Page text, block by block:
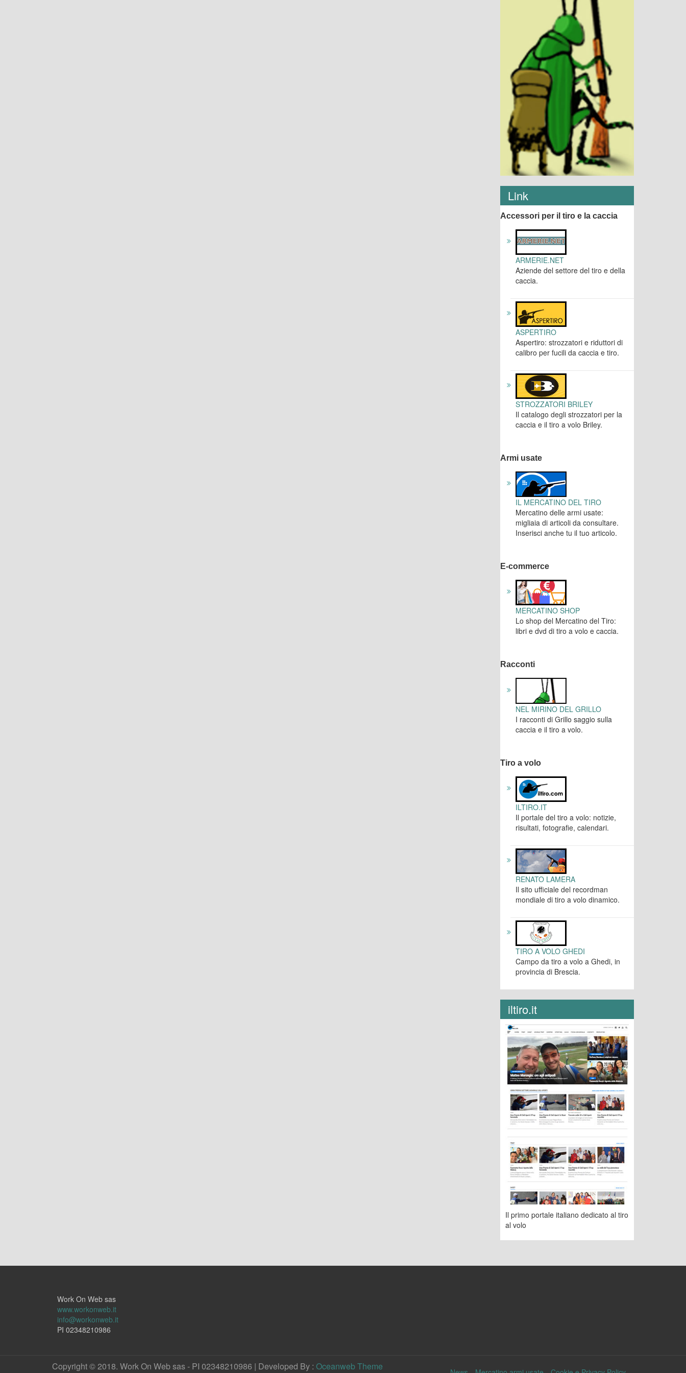
Link
Accessori per il tiro e la caccia
ARMERIE.NET
Aziende del settore del tiro e della
caccia.
ASPERTIRO
Aspertiro: strozzatori e riduttori di
calibro per fucili da caccia e tiro.
STROZZATORI BRILEY
Il catalogo degli strozzatori per la
caccia e il tiro a volo Briley.
Armi usate
IL MERCATINO DEL TIRO
Mercatino delle armi usate:
migliaia di articoli da consultare.
Inserisci anche tu il tuo articolo.
E-commerce
MERCATINO SHOP
Lo shop del Mercatino del Tiro:
libri e dvd di tiro a volo e caccia.
Racconti
NEL MIRINO DEL GRILLO
I racconti di Grillo saggio sulla
caccia e il tiro a volo.
Tiro a volo
ILTIRO.IT
Il portale del tiro a volo: notizie,
risultati, fotografie, calendari.
RENATO LAMERA
Il sito ufficiale del recordman
mondiale di tiro a volo dinamico.
TIRO A VOLO GHEDI
Campo da tiro a volo a Ghedi, in
provincia di Brescia.
iltiro.it
Il primo portale italiano dedicato al tiro
al volo
Work On Web sas
www.workonweb.it
info@workonweb.it
PI 02348210986
Copyright © 2018. Work On Web sas - PI 02348210986 | Developed By : Oceanweb Theme